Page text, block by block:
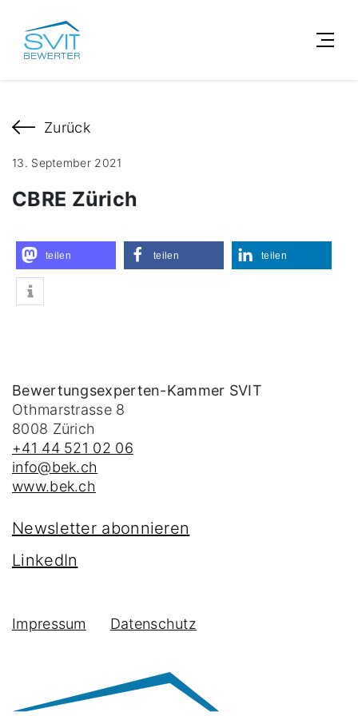
Zurück
13. September 2021
CBRE Zürich
teilen teilen teilen
Bewertungsexperten-Kammer SVIT
Othmarstrasse 8
8008 Zürich
+41 44 521 02 06
info@bek.ch
www.bek.ch
Newsletter abonnieren
LinkedIn
Impressum Datenschutz